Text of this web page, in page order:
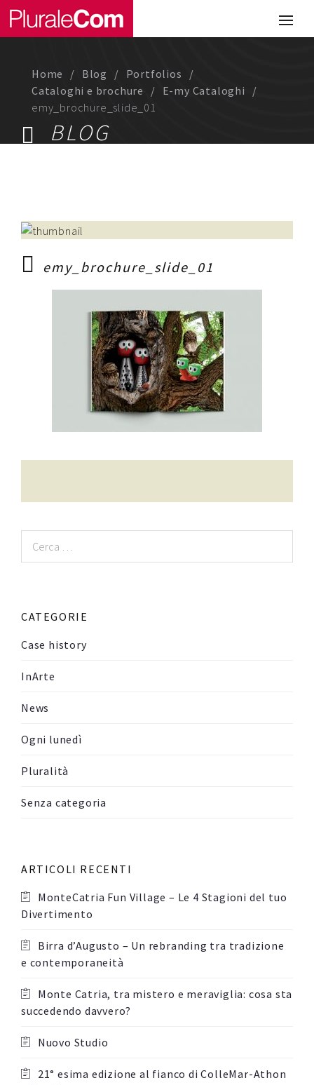
Portfolio
Comunicazione
Chi siamo
Lavora con noi
Raffaele Gerardi
Home Blog
Portfolios
Cataloghi e brochure
E-my Cataloghi
emy_brochure_slide_01
BLOG
emy_brochure_slide_01
per:
CATEGORIE
Case history
InArte
News
Ogni lunedì
Pluralità
Senza categoria
ARTICOLI RECENTI
MonteCatria Fun Village – Le 4 Stagioni del tuo
Divertimento
Birra d’Augusto – Un rebranding tra tradizione
e contemporaneità
Monte Catria, tra mistero e meraviglia: cosa sta
succedendo davvero?
Nuovo Studio
21° esima edizione al fianco di ColleMar-Athon